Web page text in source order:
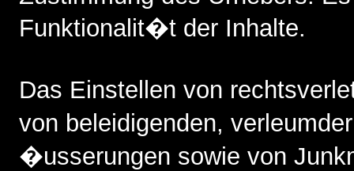
Funktionalit�t der Inhalte.
Das Einstellen von
von beleidigenden,
�usserungen sowie von